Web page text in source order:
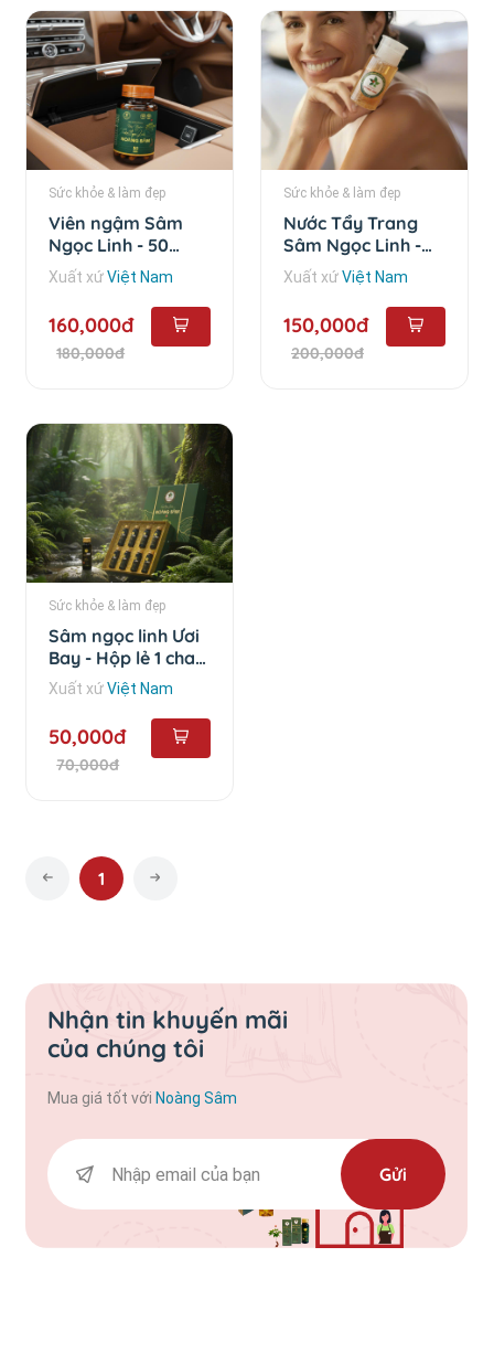
Sức khỏe & làm đẹp
Viên ngậm Sâm
Ngọc Linh - 50
viên/hộp
Xuất xứViệt Nam
160,000đ
180,000đ
Sức khỏe & làm đẹp
Nước Tẩy Trang
Sâm Ngọc Linh -
120ml
Xuất xứViệt Nam
150,000đ
200,000đ
Sức khỏe & làm đẹp
Sâm ngọc linh Ươi
Bay - Hộp lẻ 1 chai
(50ml)
Xuất xứViệt Nam
50,000đ
70,000đ
1
Nhận tin khuyến mãi
của chúng tôi
Mua giá tốt với Noàng Sâm
Gửi